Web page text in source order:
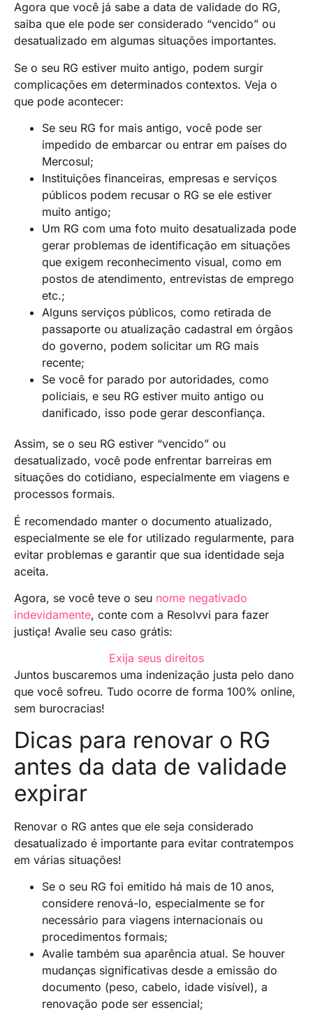
Agora que você já sabe a data de validade do RG,
saiba que ele pode ser considerado “vencido” ou
desatualizado em algumas situações importantes.
Se o seu RG estiver muito antigo, podem surgir
complicações em determinados contextos. Veja o
que pode acontecer:
Se seu RG for mais antigo, você pode ser
impedido de embarcar ou entrar em países do
Mercosul;
Instituições financeiras, empresas e serviços
públicos podem recusar o RG se ele estiver
muito antigo;
Um RG com uma foto muito desatualizada pode
gerar problemas de identificação em situações
que exigem reconhecimento visual, como em
postos de atendimento, entrevistas de emprego
etc.;
Alguns serviços públicos, como retirada de
passaporte ou atualização cadastral em órgãos
do governo, podem solicitar um RG mais
recente;
Se você for parado por autoridades, como
policiais, e seu RG estiver muito antigo ou
danificado, isso pode gerar desconfiança.
Assim, se o seu RG estiver “vencido” ou
desatualizado, você pode enfrentar barreiras em
situações do cotidiano, especialmente em viagens e
processos formais.
É recomendado manter o documento atualizado,
especialmente se ele for utilizado regularmente, para
evitar problemas e garantir que sua identidade seja
aceita.
Agora, se você teve o seu nome negativado
indevidamente, conte com a Resolvvi para fazer
justiça! Avalie seu caso grátis:
Exija seus direitos
Juntos buscaremos uma indenização justa pelo dano
que você sofreu. Tudo ocorre de forma 100% online,
sem burocracias!
Dicas para renovar o RG
antes da data de validade
expirar
Renovar o RG antes que ele seja considerado
desatualizado é importante para evitar contratempos
em várias situações!
Se o seu RG foi emitido há mais de 10 anos,
considere renová-lo, especialmente se for
necessário para viagens internacionais ou
procedimentos formais;
Avalie também sua aparência atual. Se houver
mudanças significativas desde a emissão do
documento (peso, cabelo, idade visível), a
renovação pode ser essencial;